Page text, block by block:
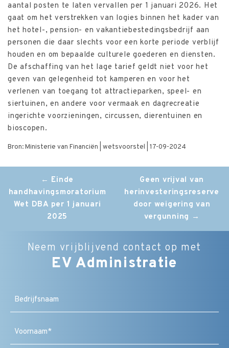
aantal posten te laten vervallen per 1 januari 2026. Het
gaat om het verstrekken van logies binnen het kader van
het hotel-, pension- en vakantiebestedingsbedrijf aan
personen die daar slechts voor een korte periode verblijf
houden en om bepaalde culturele goederen en diensten.
De afschaffing van het lage tarief geldt niet voor het
geven van gelegenheid tot kamperen en voor het
verlenen van toegang tot attractieparken, speel- en
siertuinen, en andere voor vermaak en dagrecreatie
ingerichte voorzieningen, circussen, dierentuinen en
bioscopen.
Bron: Ministerie van Financiën | wetsvoorstel | 17-09-2024
navigation
← Einde
handhavingsmoratorium
Wet DBA per 1 januari
2025
Geen vrijval van
herinvesteringsreserve
door weigering van
vergunning →
Neem vrijblijvend contact op met
EV Administratie